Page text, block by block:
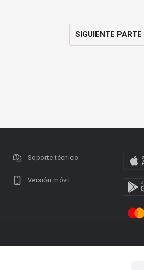
SIGUIENTE PARTE
Soporte técnico
Versión móvil